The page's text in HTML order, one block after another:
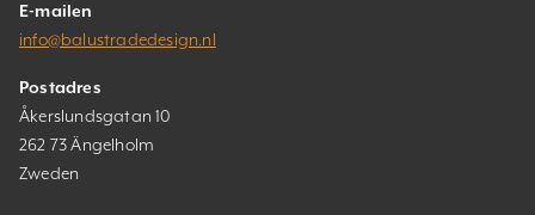
E-mailen
info@balustradedesign.nl
Postadres
Åkerslundsgatan 10
262 73 Ängelholm
Zweden